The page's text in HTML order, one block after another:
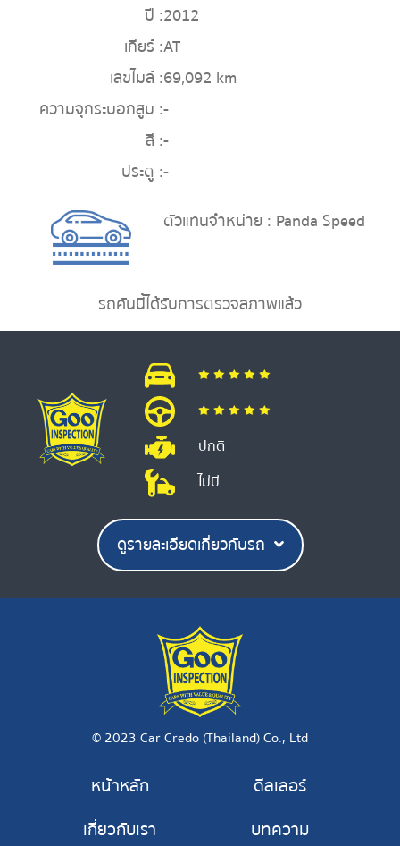
ปี :2012
เกียร์ :AT
เลขไมล์ :69,092 km
ความจุกระบอกสูบ :-
สี :-
ประตู :-
ตัวแทนจำหน่าย : Panda Speed
รถคันนี้ได้รับการตรวจสภาพแล้ว
ปกติ
ไม่มี
ดูรายละเอียดเกี่ยวกับรถ
© 2023 Car Credo (Thailand) Co., Ltd
หน้าหลัก
เกี่ยวกับเรา
ดีลเลอร์
บทความ